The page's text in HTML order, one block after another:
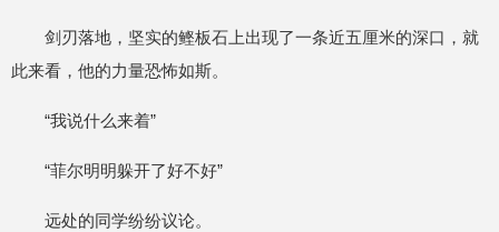
剑刃落地，坚实的鲣板石上出现了一条近五厘米的深口，就
此来看，他的力量恐怖如斯。
“我说什么来着”
“菲尔明明躲开了好不好”
远处的同学纷纷议论。